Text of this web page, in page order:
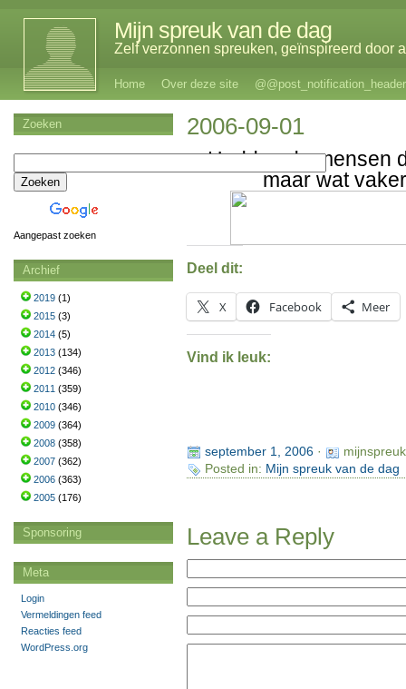
Mijn spreuk van de dag
Zelf verzonnen spreuken, geïnspireerd door
Home Over deze site @@post_notification_header
2006-09-01
Hadden de mensen
maar wat
Deel dit:
X Facebook Meer
Vind ik leuk:
september 1, 2006·
Posted in: Mijn spreuk van de dag
Leave a Reply
Zoeken
Aangepast zoeken
Archief
2019 (1)
2015 (3)
2014 (5)
2013 (134)
2012 (346)
2011 (359)
2010 (346)
2009 (364)
2008 (358)
2007 (362)
2006 (363)
2005 (176)
Sponsoring
Meta
Login
Vermeldingen feed
Reacties feed
WordPress.org